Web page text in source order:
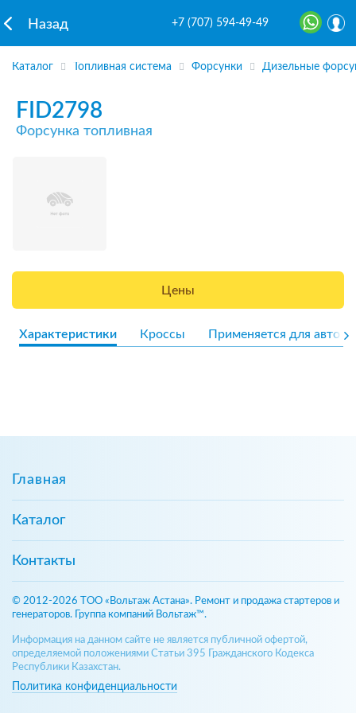
Назад +7 (707) 594-49-49
Каталог Топливная система Форсунки Дизельные
FID2798
Форсунка топливная
Цены
Характеристики Кроссы Применяется для авто
Главная
Каталог
Контакты
© 2012-2026 ТОО «Вольтаж Астана». Ремонт и продажа стартеров и
генераторов. Группа компаний Вольтаж™.
Информация на данном сайте не является публичной офертой,
определяемой положениями Статьи 395 Гражданского Кодекса
Республики Казахстан.
Политика конфиденциальности